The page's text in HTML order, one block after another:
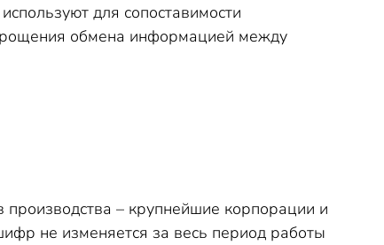
для сопоставимости
обмена информацией между
– крупнейшие корпорации и
не изменяется за весь период работы